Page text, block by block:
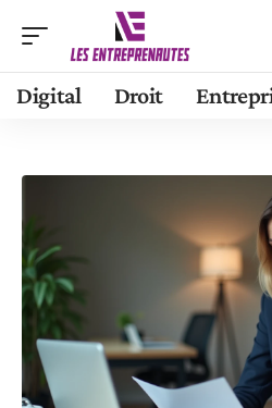
Digital Droit